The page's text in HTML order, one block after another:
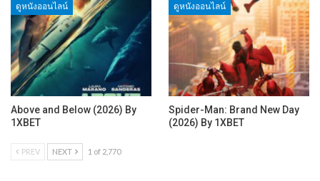
ดูหนังออนไลน์
Above and Below (2026) By
1XBET
ดูหนังออนไลน์
Spider-Man: Brand New Day
(2026) By 1XBET
PREV NEXT 1 of 2,770